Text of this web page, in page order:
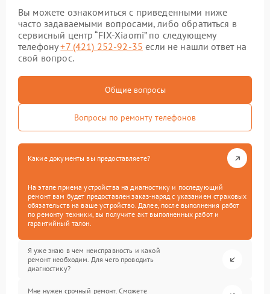
Вы можете ознакомиться с приведенными ниже
часто задаваемыми вопросами, либо обратиться в
сервисный центр “FIX-Xiaomi” по следующему
телефону+7 (421) 252-92-35 если не нашли ответ на
свой вопрос.
Общие вопросы
Вопросы по ремонту телефонов
Какие документы вы предоставляете?
На этапе приема устройства на диагностику и последующий
ремонт вам будет предоставлен заказ-наряд с указанием страховых
обязательств на ваше устройство. Далее, после выполнения работ
по ремонту техники, вы получите акт выполненных работ и
гарантийный талон.
Я уже знаю в чем неисправность и какой
ремонт необходим. Для чего проводить
диагностику?
Мне нужен срочный ремонт. Сможете